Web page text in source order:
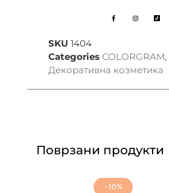
SKU 1404
Categories COLORGRAM,
Декоративна козметика
Поврзани продукти
-10%